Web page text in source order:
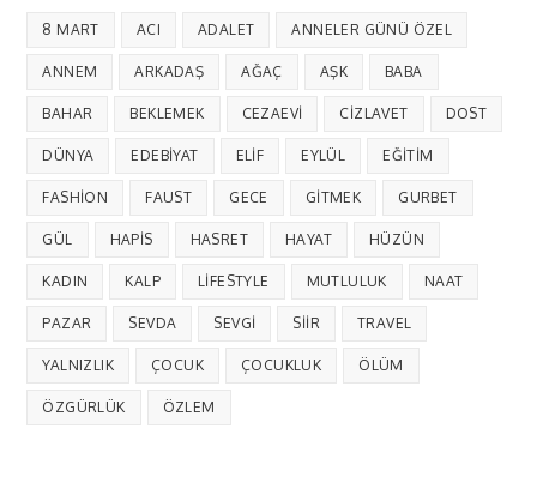
8 MART ACI ADALET ANNELER GÜNÜ ÖZEL
ANNEM ARKADAŞ AĞAÇ AŞK BABA
BAHAR BEKLEMEK CEZAEVI CIZLAVET DOST
DÜNYA EDEBIYAT ELIF EYLÜL EĞITIM
FASHION FAUST GECE GITMEK GURBET
GÜL HAPIS HASRET HAYAT HÜZÜN
KADIN KALP LIFESTYLE MUTLULUK NAAT
PAZAR SEVDA SEVGI SIIR TRAVEL
YALNIZLIK ÇOCUK ÇOCUKLUK ÖLÜM
ÖZGÜRLÜK ÖZLEM